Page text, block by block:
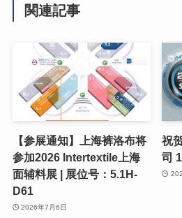
関連記事
【参展通知】上海裤洛布将
参加2026 Intertextile上海
面辅料展 | 展位号：5.1H-
D61
2026年7月6日
祝
司